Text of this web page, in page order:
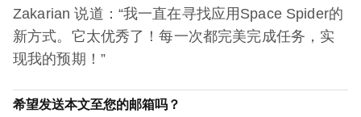
Zakarian 说道：“我一直在寻找应用Space Spider的
新方式。它太优秀了！每一次都完美完成任务，实
现我的预期！”
希望发送本文至您的邮箱吗？